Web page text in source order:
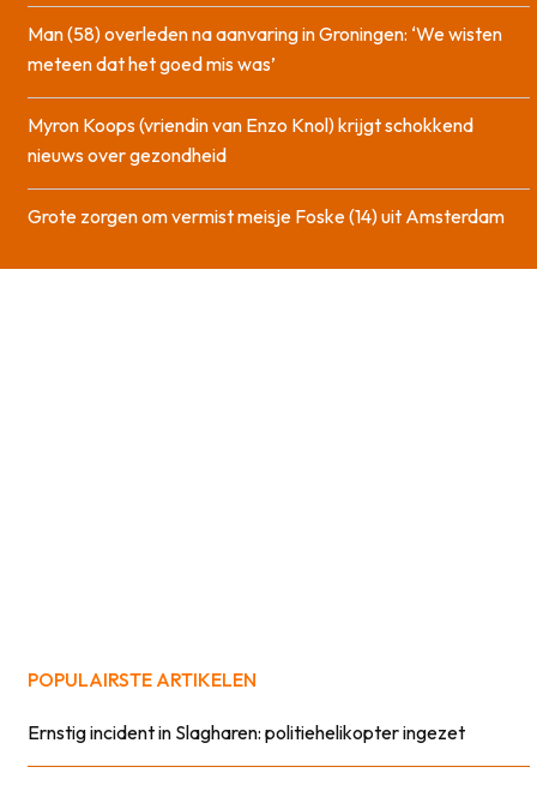
Man (58) overleden na aanvaring in Groningen: ‘We wisten
meteen dat het goed mis was’
Myron Koops (vriendin van Enzo Knol) krijgt schokkend
nieuws over gezondheid
Grote zorgen om vermist meisje Foske (14) uit Amsterdam
POPULAIRSTE ARTIKELEN
Ernstig incident in Slagharen: politiehelikopter ingezet